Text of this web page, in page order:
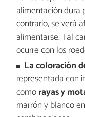
alimentación dura
contrario, se verá
alimentarse. Tal
ocurre con los
La coloración
representada con
comorayas y
marrón y blanco